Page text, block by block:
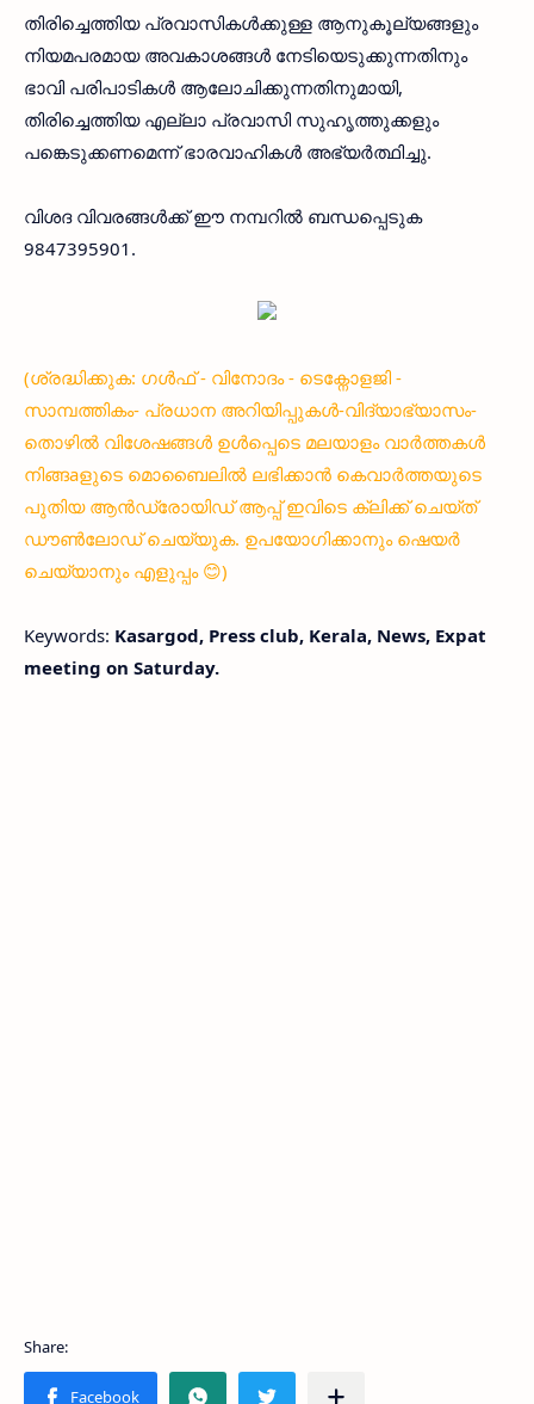
തിരിച്ചെത്തിയ പ്രവാസികള്‍ക്കുള്ള ആനുകൂല്യങ്ങളും
നിയമപരമായ അവകാശങ്ങള്‍ നേടിയെടുക്കുന്നതിനും
ഭാവി പരിപാടികള്‍ ആലോചിക്കുന്നതിനുമായി,
തിരിച്ചെത്തിയ എല്ലാ പ്രവാസി സുഹൃത്തുക്കളും
പങ്കെടുക്കണമെന്ന് ഭാരവാഹികള്‍ അഭ്യര്‍ത്ഥിച്ചു.
വിശദ വിവരങ്ങള്‍ക്ക് ഈ നമ്പറില്‍ ബന്ധപ്പെടുക
9847395901.
(ശ്രദ്ധിക്കുക: ഗൾഫ് - വിനോദം - ടെക്നോളജി -
സാമ്പത്തികം- പ്രധാന അറിയിപ്പുകൾ-വിദ്യാഭ്യാസം-
തൊഴിൽ വിശേഷങ്ങൾ ഉൾപ്പെടെ മലയാളം വാർത്തകൾ
നിങ്ങaളുടെ മൊബൈലിൽ ലഭിക്കാൻ കെവാർത്തയുടെ
പുതിയ ആൻഡ്രോയിഡ് ആപ്പ് ഇവിടെ ക്ലിക്ക് ചെയ്ത്
ഡൗൺലോഡ് ചെയ്യുക. ഉപയോഗിക്കാനും ഷെയർ
ചെയ്യാനും എളുപ്പം 😊)
Keywords: Kasargod, Press club, Kerala, News, Expat
meeting on Saturday.